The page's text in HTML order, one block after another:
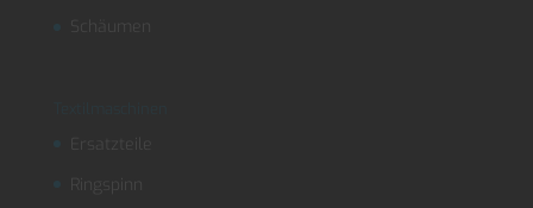
Schäumen
Ersatzteile
Ringspinn